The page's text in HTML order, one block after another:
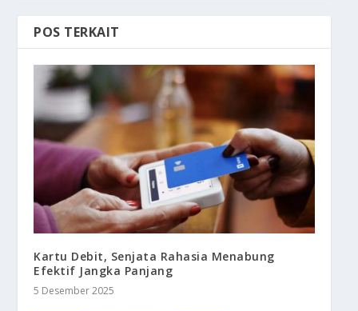
POS TERKAIT
Kartu Debit, Senjata Rahasia Menabung
Efektif Jangka Panjang
5 Desember 2025